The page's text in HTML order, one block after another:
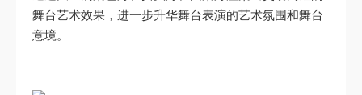
舞台艺术效果，进一步升华舞台表演的艺术氛围和舞台
意境。